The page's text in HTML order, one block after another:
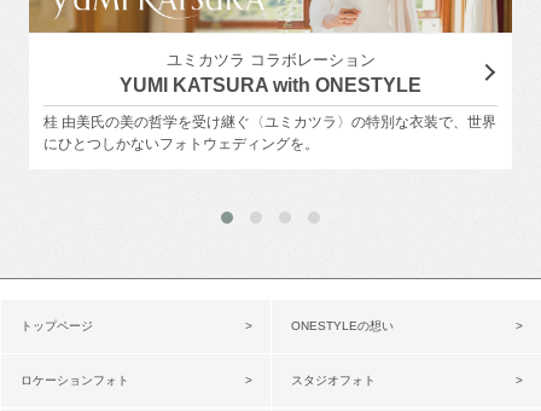
ユミカツラ コラボレーション
YUMI KATSURA with ONESTYLE
桂 由美氏の美の哲学を受け継ぐ〈ユミカツラ〉の特別な衣装で、世界
にひとつしかないフォトウェディングを。
トップページ ONESTYLEの想い
ロケーションフォト スタジオフォト